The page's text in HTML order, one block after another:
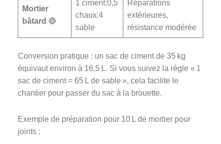
Mortier
bâtard 🔵
1 ciment:0,5
chaux:4
sable
Réparations
extérieures,
résistance modérée
Conversion pratique : un sac de ciment de 35 kg
équivaut environ à 16,5 L. Si vous suivez la règle « 1
sac de ciment = 65 L de sable », cela facilite le
chantier pour passer du sac à la brouette.
Exemple de préparation pour 10 L de mortier pour
joints :